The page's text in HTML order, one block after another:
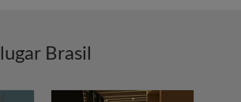
Brasil